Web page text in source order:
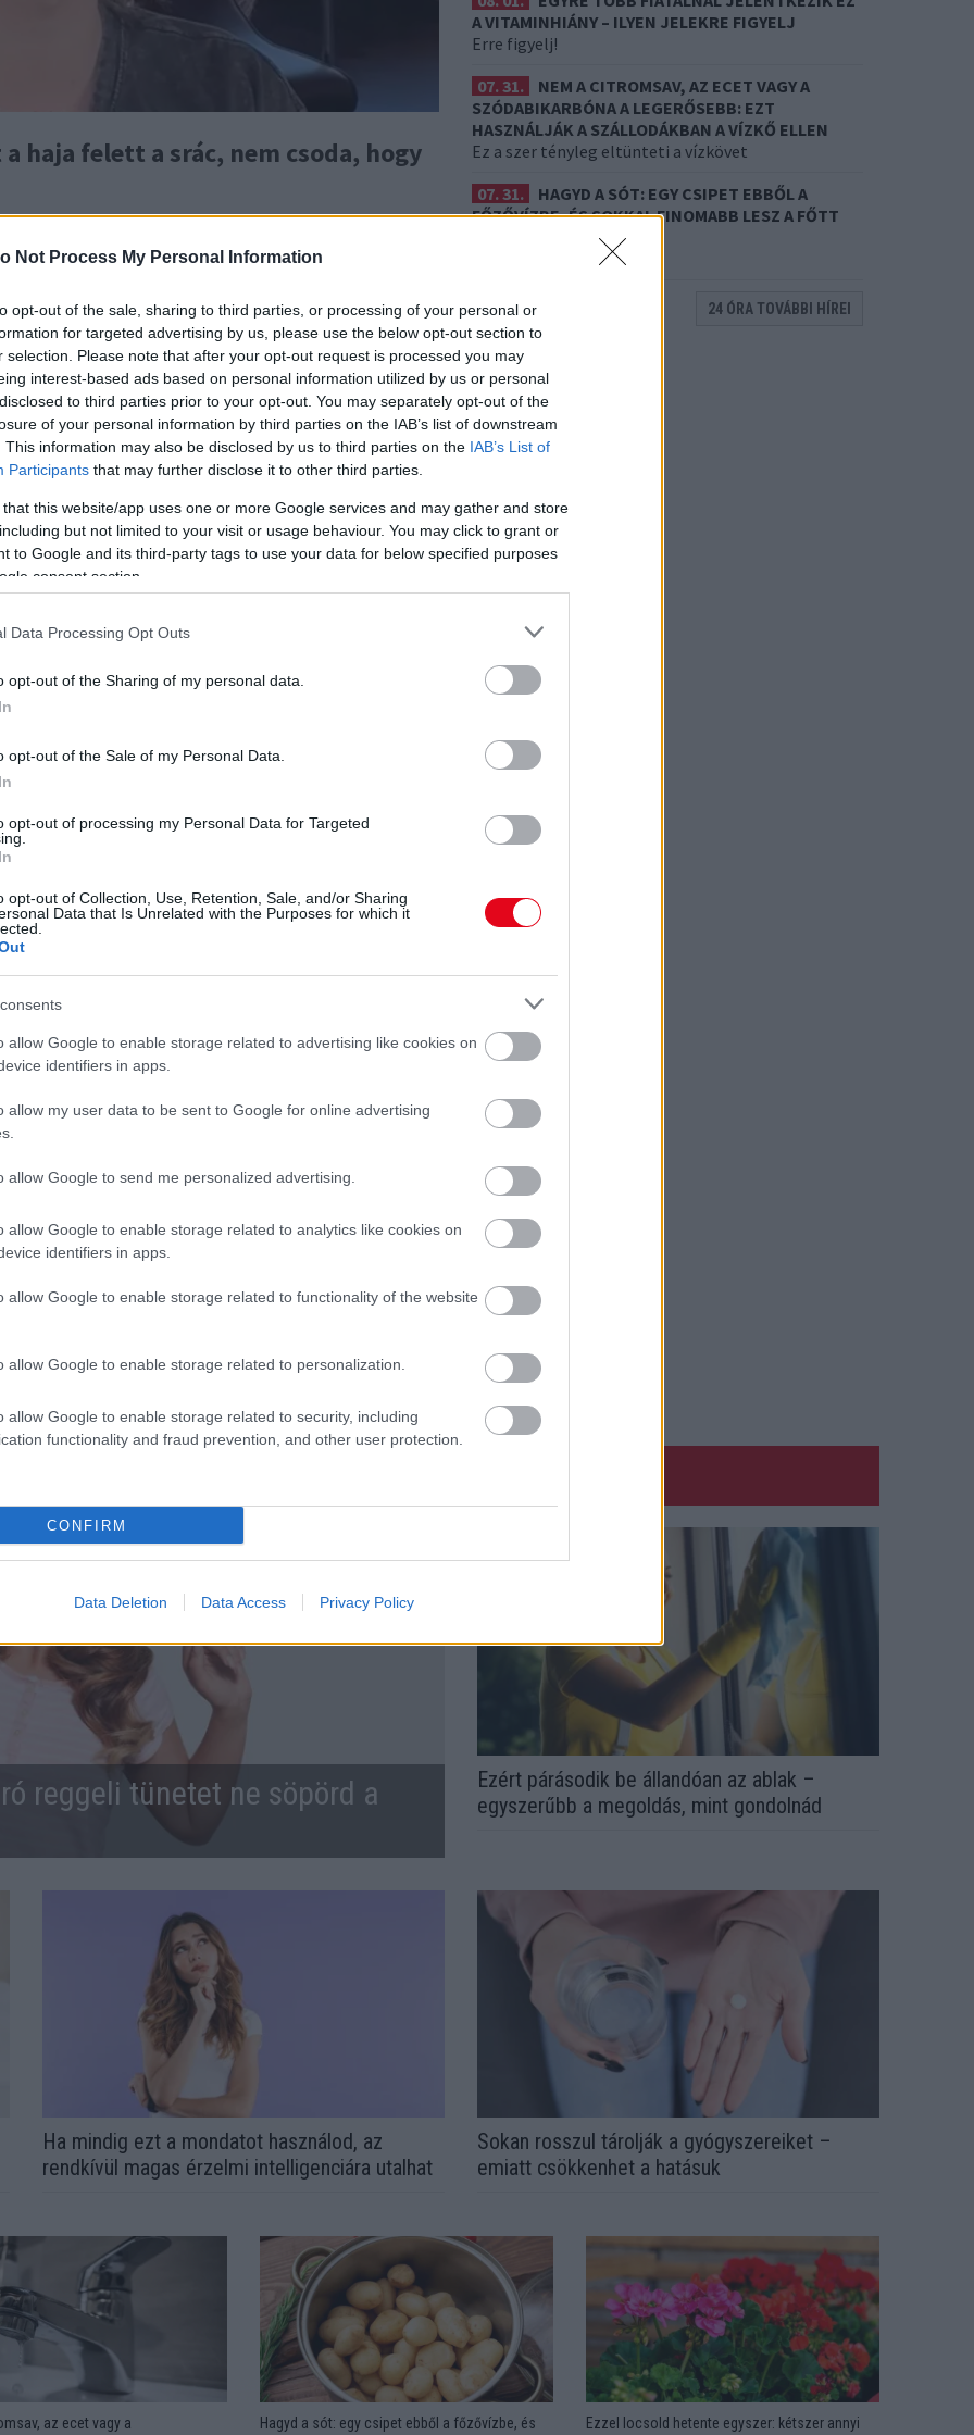
Not Process My Personal Information
opt-out of the sale, sharing to third parties, or processing of your personal or
for targeted advertising by us, please use the below opt-out section to
selection. Please note that after your opt-out request is processed you may
interest-based ads based on personal information utilized by us or personal
to third parties prior to your opt-out. You may separately opt-out of the
of your personal information by third parties on the IAB’s list of downstream
This information may also be disclosed by us to third parties on the IAB’s List of
Participants that may further disclose it to other third parties.
that this website/app uses one or more Google services and may gather and store
but not limited to your visit or usage behaviour. You may click to grant or
to Google and its third-party tags to use your data for below specified purposes
consent section.
Data Processing Opt Outs
opt-out of the Sharing of my personal data.
opt-out of the Sale of my Personal Data.
opt-out of processing my Personal Data for Targeted
opt-out of Collection, Use, Retention, Sale, and/or Sharing
Data that Is Unrelated with the Purposes for which it
allow Google to enable storage related to advertising like cookies on
identifiers in apps.
allow my user data to be sent to Google for online advertising
allow Google to send me personalized advertising.
allow Google to enable storage related to analytics like cookies on
identifiers in apps.
allow Google to enable storage related to functionality of the website
allow Google to enable storage related to personalization.
allow Google to enable storage related to security, including
functionality and fraud prevention, and other user protection.
CONFIRM
Data Deletion Data Access Privacy Policy
haja felett a srác, nem csoda, hogy
székében egy fiatal fiú ül. Thai Nguyen egy
a haja felett.A virginiai Richmondból
tinédzser tökéletes alapanyagot fog neki
ül, és meglehetősen kábultan néz ki. Mielőtt
úgy néz ki, mint egy hajléktalan.
küldi az ügyfelét: „Szóval, kinek az ötlete
„Ez inkább olyan 'azt csinálok, amit akarok' dolog
rángatta el - hihetetlen, mi
folytatásért!
A VITAMINHIÁNY – ILYEN JELEKRE FIGYELJ
Erre figyelj!
07. 31.
NEM A CITROMSAV, AZ ECET VAGY A
SZÓDABIKARBÓNA A LEGERŐSEBB: EZT
HASZNÁLJÁK A SZÁLLODÁKBAN A VÍZKŐ ELLEN
Ez a szer tényleg eltünteti a vízkövet
07. 31.
HAGYD A SÓT: EGY CSIPET EBBŐL A
FŐZŐVÍZBE, ÉS SOKKAL FINOMABB LESZ A FŐTT
Titkos hozzávaló
24 ÓRA TOVÁBBI HÍREI
reggeli tünetet ne söpörd a
Ezért párásodik be állandóan az ablak –
egyszerűbb a megoldás, mint gondolnád
Ha mindig ezt a mondatot használod, az
rendkívül magas érzelmi intelligenciára utalhat
Sokan rosszul tárolják a gyógyszereiket –
emiatt csökkenhet a hatásuk
az ecet vagy a
Hagyd a sót: egy csipet ebből a főzővízbe, és
Ezzel locsold hetente egyszer: kétszer annyi